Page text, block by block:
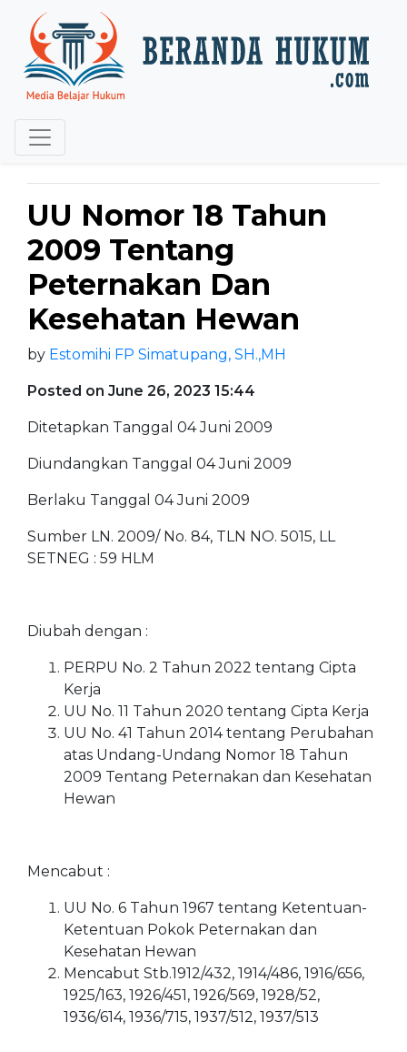
UU Nomor 18 Tahun
2009 Tentang
Peternakan Dan
Kesehatan Hewan
by Estomihi FP Simatupang, SH.,MH
Posted on June 26, 2023 15:44
Ditetapkan Tanggal 04 Juni 2009
Diundangkan Tanggal 04 Juni 2009
Berlaku Tanggal 04 Juni 2009
Sumber LN. 2009/ No. 84, TLN NO. 5015, LL
SETNEG : 59 HLM
Diubah dengan :
PERPU No. 2 Tahun 2022 tentang Cipta
Kerja
UU No. 11 Tahun 2020 tentang Cipta Kerja
UU No. 41 Tahun 2014 tentang Perubahan
atas Undang-Undang Nomor 18 Tahun
2009 Tentang Peternakan dan Kesehatan
Hewan
Mencabut :
UU No. 6 Tahun 1967 tentang Ketentuan-
Ketentuan Pokok Peternakan dan
Kesehatan Hewan
Mencabut Stb.1912/432, 1914/486, 1916/656,
1925/163, 1926/451, 1926/569, 1928/52,
1936/614, 1936/715, 1937/512, 1937/513